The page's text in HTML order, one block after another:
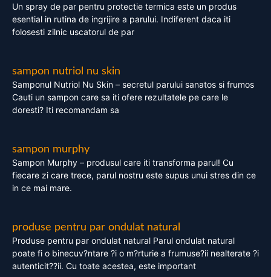
Un spray de par pentru protectie termica este un produs
esential in rutina de ingrijire a parului. Indiferent daca iti
folosesti zilnic uscatorul de par
sampon nutriol nu skin
Samponul Nutriol Nu Skin – secretul parului sanatos si frumos
Cauti un sampon care sa iti ofere rezultatele pe care le
doresti? Iti recomandam sa
sampon murphy
Sampon Murphy – produsul care iti transforma parul! Cu
fiecare zi care trece, parul nostru este supus unui stres din ce
in ce mai mare.
produse pentru par ondulat natural
Produse pentru par ondulat natural Parul ondulat natural
poate fi o binecuv?ntare ?i o m?rturie a frumuse?ii nealterate ?i
autenticit??ii. Cu toate acestea, este important